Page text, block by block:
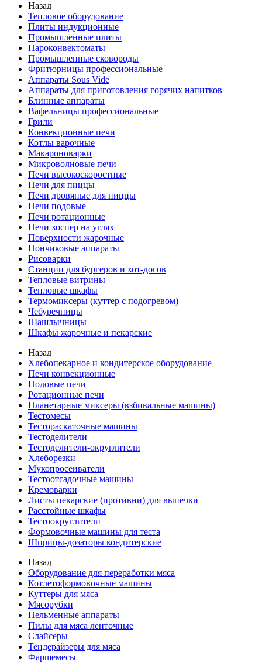
Назад
Тепловое оборудование
Плиты индукционные
Промышленные плиты
Пароконвектоматы
Промышленные сковороды
Фритюрницы профессиональные
Аппараты Sous Vide
Аппараты для приготовления горячих напитков
Блинные аппараты
Вафельницы профессиональные
Грили
Конвекционные печи
Котлы варочные
Макароноварки
Микроволновые печи
Печи высокоскоростные
Печи для пиццы
Печи дровяные для пиццы
Печи подовые
Печи ротационные
Печи хоспер на углях
Поверхности жарочные
Пончиковые аппараты
Рисоварки
Станции для бургеров и хот-догов
Тепловые витрины
Тепловые шкафы
Термомиксеры (куттер с подогревом)
Чебуречницы
Шашлычницы
Шкафы жарочные и пекарские
Назад
Хлебопекарное и кондитерское оборудование
Печи конвекционные
Подовые печи
Ротационные печи
Планетарные миксеры (взбивальные машины)
Тестомесы
Тестораскаточные машины
Тестоделители
Тестоделители-округлители
Хлеборезки
Мукопросеиватели
Тестоотсадочные машины
Кремоварки
Листы пекарские (противни) для выпечки
Расстойные шкафы
Тестоокруглители
Формовочные машины для теста
Шприцы-дозаторы кондитерские
Назад
Оборудование для переработки мяса
Котлетоформовочные машины
Куттеры для мяса
Мясорубки
Пельменные аппараты
Пилы для мяса ленточные
Слайсеры
Тендерайзеры для мяса
Фаршемесы